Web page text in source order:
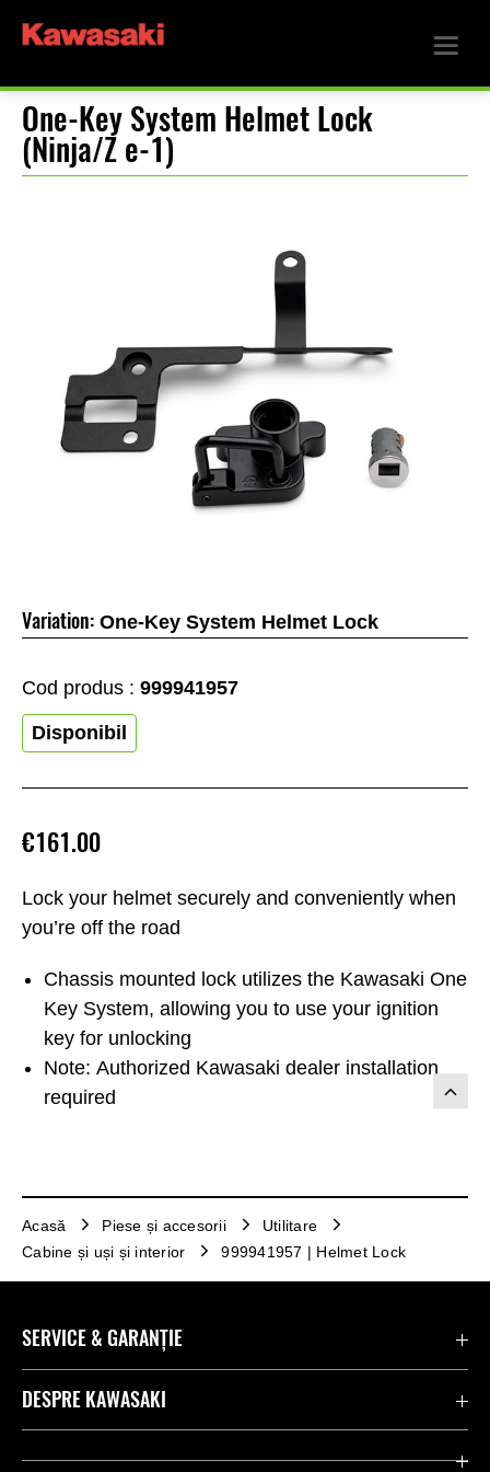
One-Key System Helmet Lock
(Ninja/Z e-1)
Lock your helmet securely and conveniently when
you’re off the road
Chassis mounted lock utilizes the Kawasaki One
Key System, allowing you to use your ignition
key for unlocking
Note: Authorized Kawasaki dealer installation
required
€161.00
Variation: One-Key System Helmet Lock
Cod produs : 999941957
Disponibil
Acasă Piese și accesorii
Utilitare
Cabine și uși și interior
999941957 | Helmet Lock
SERVICE & GARANȚIE
Contactează-ne
DESPRE KAWASAKI
Companie